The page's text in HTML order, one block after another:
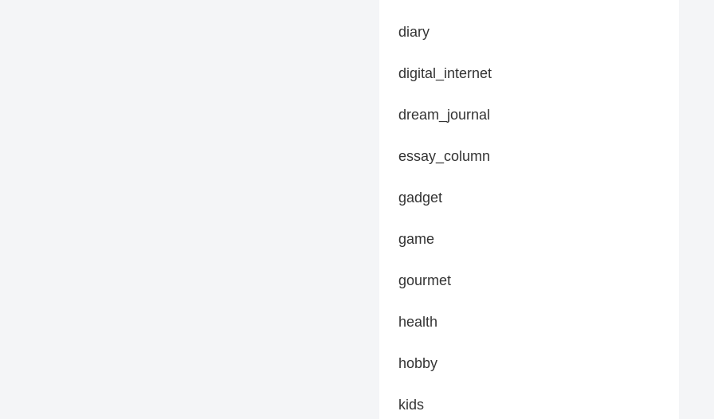
diary
digital_internet
dream_journal
essay_column
gadget
game
gourmet
health
hobby
kids